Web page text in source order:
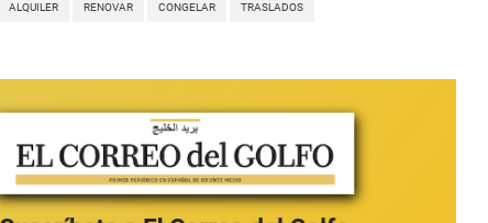
ALQUILER RENOVAR CONGELAR TRASLADOS